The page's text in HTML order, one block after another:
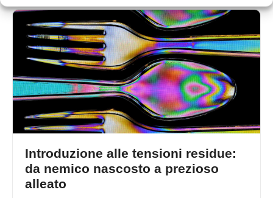
Introduzione alle tensioni residue:
da nemico nascosto a prezioso
alleato